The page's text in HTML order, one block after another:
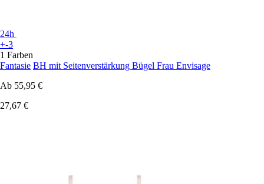
24h
+-3
1 Farben
Fantasie BH mit Seitenverstärkung Bügel Frau Envisage
Ab 55,95 €
27,67 €